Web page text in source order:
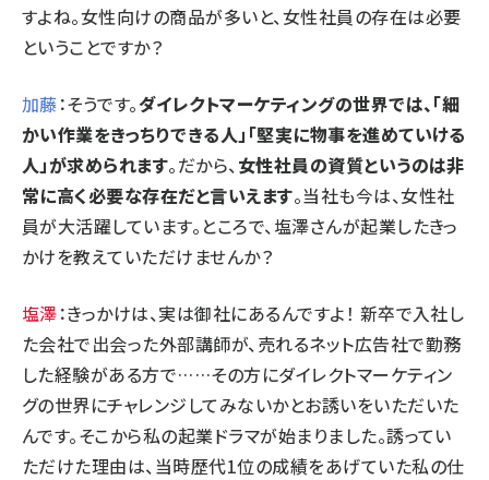
すよね。女性向けの商品が多いと、女性社員の存在は必要
ということですか？
加藤：そうです。ダイレクトマーケティングの世界では、「細
かい作業をきっちりできる人」「堅実に物事を進めていける
人」が求められます。だから、女性社員の資質というのは非
常に高く必要な存在だと言いえます。当社も今は、女性社
員が大活躍しています。ところで、塩澤さんが起業したきっ
かけを教えていただけませんか？
塩澤：きっかけは、実は御社にあるんですよ！ 新卒で入社し
た会社で出会った外部講師が、売れるネット広告社で勤務
した経験がある方で……その方にダイレクトマーケティン
グの世界にチャレンジしてみないかとお誘いをいただいた
んです。そこから私の起業ドラマが始まりました。誘ってい
ただけた理由は、当時歴代1位の成績をあげていた私の仕